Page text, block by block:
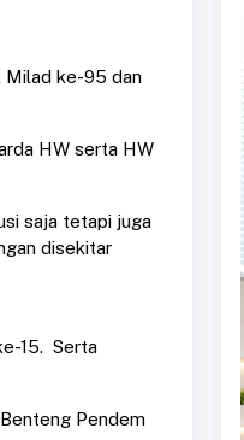
Milad ke-95 dan
HW serta HW
saja tetapi juga
disekitar
15. Serta
Pendem